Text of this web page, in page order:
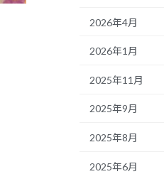
2026年4月
2026年1月
2025年11月
2025年9月
2025年8月
2025年6月